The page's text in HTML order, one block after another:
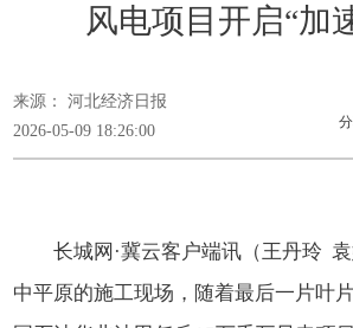
风电项目开启“加
来源： 河北经济日报
2026-05-09 18:26:00
长城网·冀云客户端讯（王丹玲 袁
中平原的施工现场，随着最后一片叶